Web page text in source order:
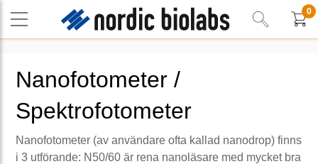
0
Nanofotometer /
Spektrofotometer
Nanofotometer (av användare ofta kallad nanodrop) finns
i 3 utförande: N50/60 är rena nanoläsare med mycket bra